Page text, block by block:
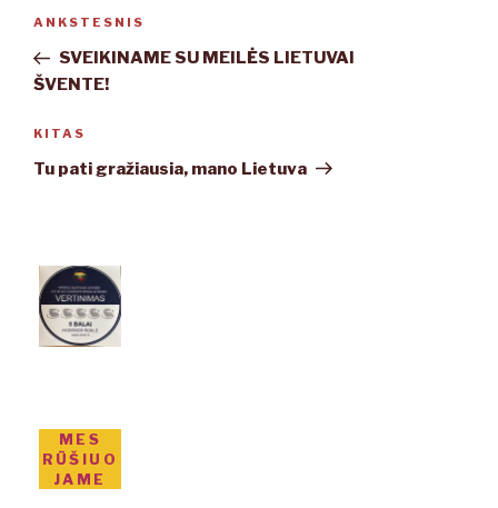
Navigacija
įrašų
Ankstesnis
įrašas
ANKSTESNIS
SVEIKINAME SU MEILĖS LIETUVAI
ŠVENTE!
Kitas
įrašas
KITAS
Tu pati gražiausia, mano Lietuva
MES
RŪŠIUO
JAME